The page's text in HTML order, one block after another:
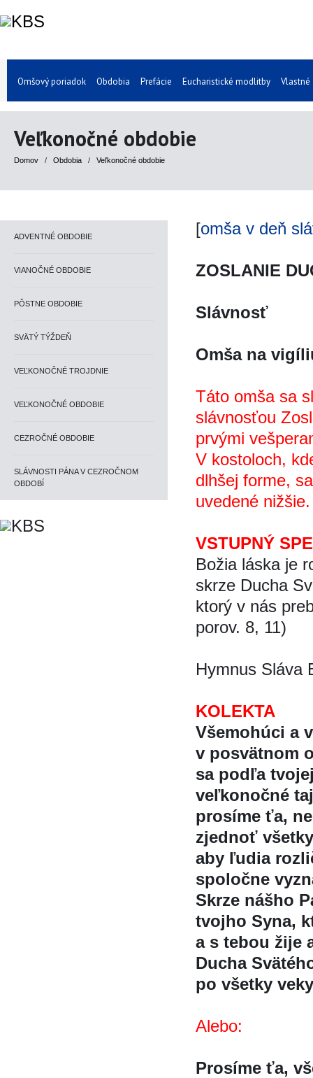
Omšový poriadok Obdobia Prefácie Eucharistické modlitby Vlastné
Veľkonočné obdobie
Domov / Obdobia / Veľkonočné obdobie
ADVENTNÉ OBDOBIE
VIANOČNÉ OBDOBIE
PÔSTNE OBDOBIE
SVÄTÝ TÝŽDEŇ
VEĽKONOČNÉ TROJDNIE
VEĽKONOČNÉ OBDOBIE
CEZROČNÉ OBDOBIE
SLÁVNOSTI PÁNA V CEZROČNOM
OBDOBÍ
[omša v deň
ZOSLANIE
Slávnosť
Omša na
Táto omša sa
slávnosťou
prvými
V kostoloch,
dlhšej forme,
uvedené nižšie.
VSTUPNÝ
Božia láska je
skrze Ducha
ktorý v nás
porov. 8, 11)
Hymnus Sláva
KOLEKTA
Všemohúci a
v posvätnom
sa podľa
veľkonočné
prosíme ťa,
zjednoť
aby ľudia
spoločne
Skrze nášho
tvojho Syna,
a s tebou žije
Ducha
po všetky
Alebo:
Prosíme ťa,